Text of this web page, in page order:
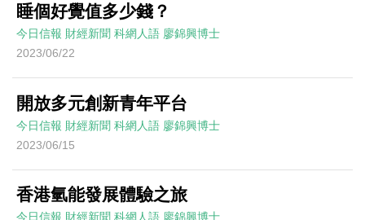
睡個好覺值多少錢？
今日信報 財經新聞 科網人語 廖錦興博士
2023/06/22
開放多元創新青年平台
今日信報 財經新聞 科網人語 廖錦興博士
2023/06/15
香港氫能發展體驗之旅
今日信報 財經新聞 科網人語 廖錦興博士